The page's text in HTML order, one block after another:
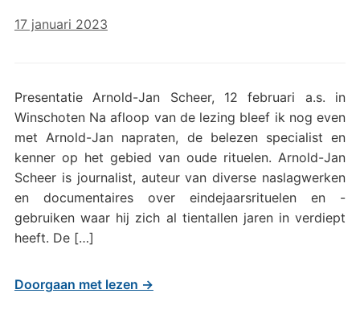
17 januari 2023
Presentatie Arnold-Jan Scheer, 12 februari a.s. in
Winschoten Na afloop van de lezing bleef ik nog even
met Arnold-Jan napraten, de belezen specialist en
kenner op het gebied van oude rituelen. Arnold-Jan
Scheer is journalist, auteur van diverse naslagwerken
en documentaires over eindejaarsrituelen en -
gebruiken waar hij zich al tientallen jaren in verdiept
heeft. De […]
Doorgaan met lezen →